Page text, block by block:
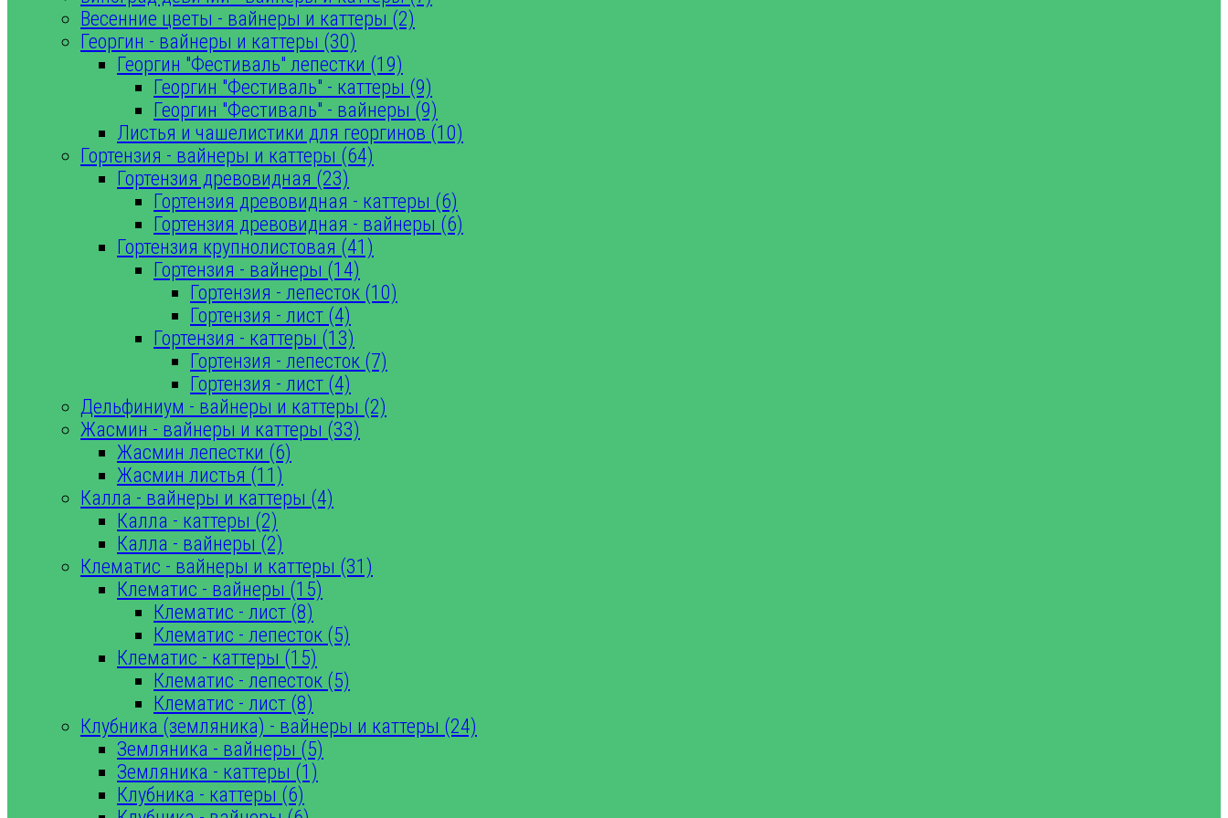
Весенние цветы - вайнеры и каттеры (2)
Георгин - вайнеры и каттеры (30)
Георгин "Фестиваль" лепестки (19)
Георгин "Фестиваль" - каттеры (9)
Георгин "Фестиваль" - вайнеры (9)
Листья и чашелистики для георгинов (10)
Гортензия - вайнеры и каттеры (64)
Гортензия древовидная (23)
Гортензия древовидная - каттеры (6)
Гортензия древовидная - вайнеры (6)
Гортензия крупнолистовая (41)
Гортензия - вайнеры (14)
Гортензия - лепесток (10)
Гортензия - лист (4)
Гортензия - каттеры (13)
Гортензия - лепесток (7)
Гортензия - лист (4)
Дельфиниум - вайнеры и каттеры (2)
Жасмин - вайнеры и каттеры (33)
Жасмин лепестки (6)
Жасмин листья (11)
Калла - вайнеры и каттеры (4)
Калла - каттеры (2)
Калла - вайнеры (2)
Клематис - вайнеры и каттеры (31)
Клематис - вайнеры (15)
Клематис - лист (8)
Клематис - лепесток (5)
Клематис - каттеры (15)
Клематис - лепесток (5)
Клематис - лист (8)
Клубника (земляника) - вайнеры и каттеры (24)
Земляника - вайнеры (5)
Земляника - каттеры (1)
Клубника - каттеры (6)